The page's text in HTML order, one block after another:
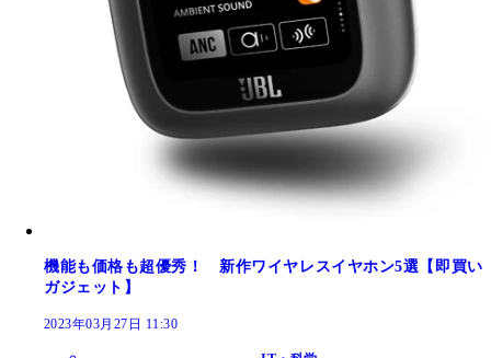
機能も価格も超優秀！ 新作ワイヤレスイヤホン5選【即買い
ガジェット】
2023年03月27日 11:30